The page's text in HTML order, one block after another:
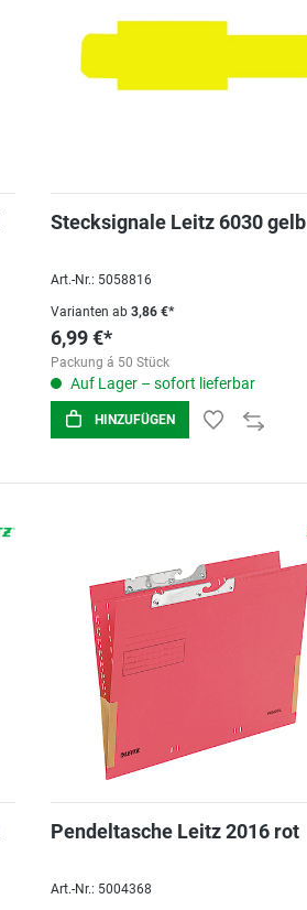
Stecksignale Leitz 6030 gelb
Art.-Nr.: 5058816
Varianten ab 3,86 €*
6,99 €*
Packung á 50 Stück
Auf Lager – sofort lieferbar
HINZUFÜGEN
Pendeltasche Leitz 2016 rot
Art.-Nr.: 5004368